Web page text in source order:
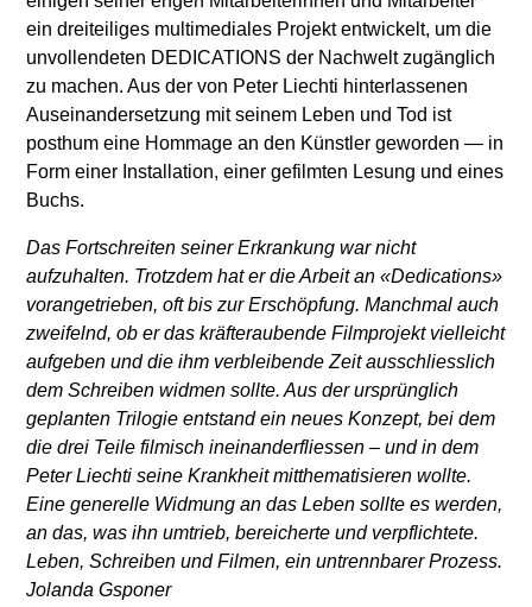
ein dreiteiliges multimediales Projekt entwickelt, um die
unvollendeten DEDICATIONS der Nachwelt zugänglich
zu machen. Aus der von Peter Liechti hinterlassenen
Auseinandersetzung mit seinem Leben und Tod ist
posthum eine Hommage an den Künstler geworden — in
Form einer Installation, einer gefilmten Lesung und eines
Buchs.
Das Fortschreiten seiner Erkrankung war nicht
aufzuhalten. Trotzdem hat er die Arbeit an «Dedications»
vorangetrieben, oft bis zur Erschöpfung. Manchmal auch
zweifelnd, ob er das kräfteraubende Filmprojekt vielleicht
aufgeben und die ihm verbleibende Zeit ausschliesslich
dem Schreiben widmen sollte. Aus der ursprünglich
geplanten Trilogie entstand ein neues Konzept, bei dem
die drei Teile filmisch ineinanderfliessen – und in dem
Peter Liechti seine Krankheit mitthematisieren wollte.
Eine generelle Widmung an das Leben sollte es werden,
an das, was ihn umtrieb, bereicherte und verpflichtete.
Leben, Schreiben und Filmen, ein untrennbarer Prozess.
Jolanda Gsponer